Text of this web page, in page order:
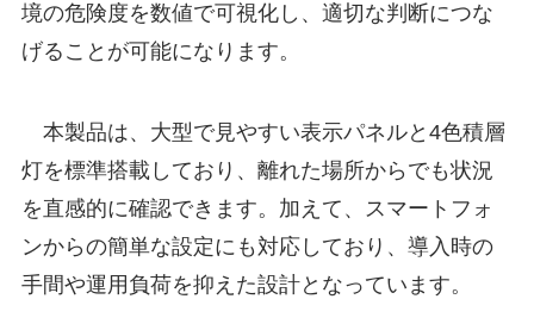
境の危険度を数値で可視化し、適切な判断につな
げることが可能になります。
本製品は、大型で見やすい表示パネルと4色積層
灯を標準搭載しており、離れた場所からでも状況
を直感的に確認できます。加えて、スマートフォ
ンからの簡単な設定にも対応しており、導入時の
手間や運用負荷を抑えた設計となっています。